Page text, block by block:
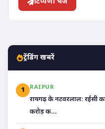
टिप्पणी भेजें
ट्रेंडिंग खबरें
1 RAIPUR
रायगढ़ के नटवरलाल: रईसी
करोड़ क...